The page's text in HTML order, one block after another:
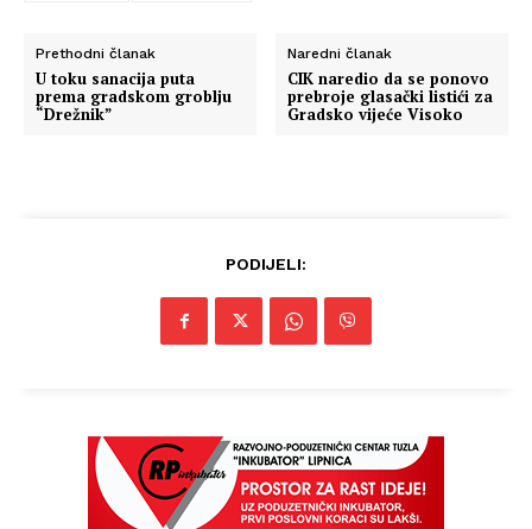
Prethodni članak
U toku sanacija puta
prema gradskom groblju
“Drežnik”
Naredni članak
CIK naredio da se ponovo
prebroje glasački listići za
Gradsko vijeće Visoko
PODIJELI: